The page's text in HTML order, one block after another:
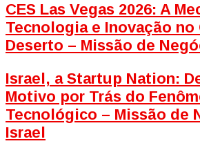
CES Las Vegas 2026: A
Tecnologia e Inovação no
Deserto – Missão de
Israel, a Startup Nation:
Motivo por Trás do
Tecnológico – Missão de
Israel